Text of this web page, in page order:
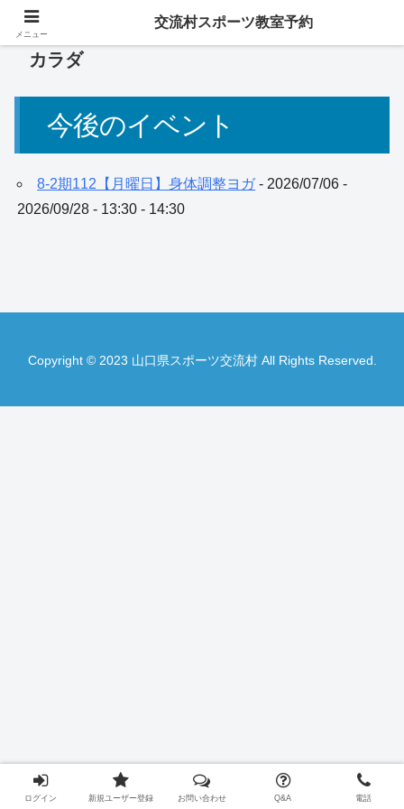
カラダ
今後のイベント
8-2期112【月曜日】身体調整ヨガ- 2026/07/06 -
2026/09/28 - 13:30 - 14:30
Copyright © 2023 山口県スポーツ交流村 All Rights Reserved.
メニュー
交流村スポーツ教室予約
ログイン 新規ユーザー登録 お問い合わせ Q&A 電話